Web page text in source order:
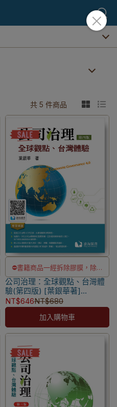
共 5 件商品
⛔書籍商品一經拆除膠膜，除非
瑕疵換書不提供退貨與退款
✅訂購數量5本以上另有優惠，請
洽LINE客服訂購
公司治理：全球觀點、台灣體
驗(第四版) [葉銀華著]
9786269855506
NT$646NT$680
加入購物車